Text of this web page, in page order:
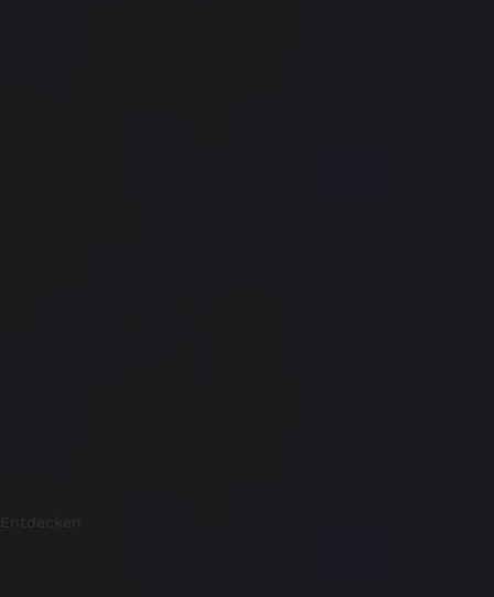
Entdecken